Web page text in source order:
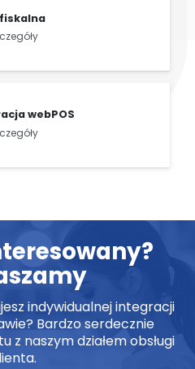
webPOS
indywidualnej integracji
Bardzo serdecznie
z naszym działem obsługi